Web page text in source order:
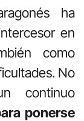
ha
en
como
No
continuo
ponerse